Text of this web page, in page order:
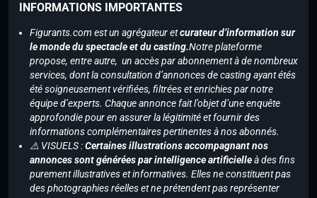
INFORMATIONS IMPORTANTES
Figurants.com est un agrégateur etcurateur d’information sur
le monde du spectacle et du casting.Notre plateforme
propose, entre autre, un accès par abonnement à de nombreux
services, dont la consultation d’annonces de casting ayant étés
été soigneusement vérifiées, filtrées et enrichies par notre
équipe d’experts. Chaque annonce fait l’objet d’une enquête
approfondie pour en assurer la légitimité et fournir des
informations complémentaires pertinentes à nos abonnés.
⚠️ VISUELS :Certaines illustrations accompagnant nos
annonces sont générées par intelligence artificielleà des fins
purement illustratives et informatives. Elles ne constituent pas
des photographies réelles et ne prétendent pas représenter